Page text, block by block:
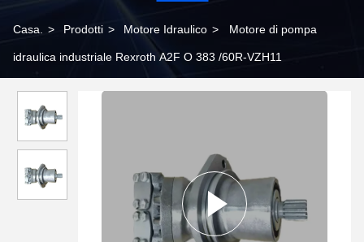
Casa. > Prodotti > Motore Idraulico > Motore di pompa
idraulica industriale Rexroth A2F O 383 /60R-VZH11